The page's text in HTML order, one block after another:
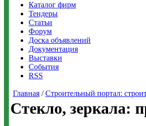
Каталог фирм
Тендеры
Статьи
Форум
Доска объявлений
Документация
Выставки
События
RSS
Главная /Строительный портал:
Стекло, зеркала: